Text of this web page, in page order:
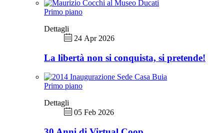
Primo piano
Dettagli
24 Apr 2026
La libertà non si conquista, si pretende!
Primo piano
Dettagli
05 Feb 2026